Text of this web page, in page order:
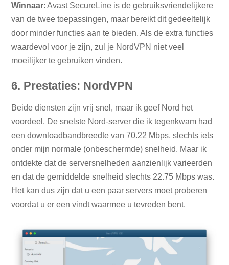
Winnaar: Avast SecureLine is de gebruiksvriendelijkere
van de twee toepassingen, maar bereikt dit gedeeltelijk
door minder functies aan te bieden. Als de extra functies
waardevol voor je zijn, zul je NordVPN niet veel
moeilijker te gebruiken vinden.
6. Prestaties: NordVPN
Beide diensten zijn vrij snel, maar ik geef Nord het
voordeel. De snelste Nord-server die ik tegenkwam had
een downloadbandbreedte van 70.22 Mbps, slechts iets
onder mijn normale (onbeschermde) snelheid. Maar ik
ontdekte dat de serversnelheden aanzienlijk varieerden
en dat de gemiddelde snelheid slechts 22.75 Mbps was.
Het kan dus zijn dat u een paar servers moet proberen
voordat u er een vindt waarmee u tevreden bent.